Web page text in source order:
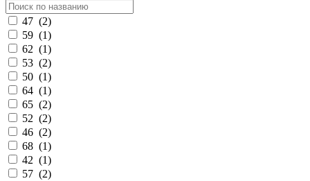
47 (2)
59 (1)
62 (1)
53 (2)
50 (1)
64 (1)
65 (2)
52 (2)
46 (2)
68 (1)
42 (1)
57 (2)